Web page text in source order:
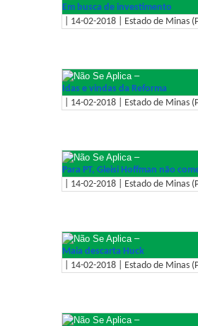
Em busca de investimento
| 14-02-2018 | Estado de Minas
–
Idas e vindas da Reforma
| 14-02-2018 | Estado de Minas
–
Para PT, Gleisi Hoffman não
| 14-02-2018 | Estado de Minas
–
Maia descarta Huck
| 14-02-2018 | Estado de Minas
–